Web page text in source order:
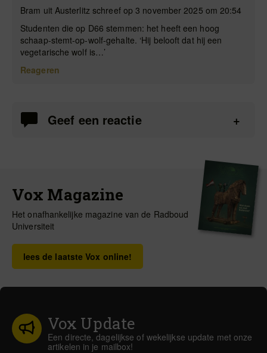
Bram uit Austerlitz schreef op 3 november 2025 om 20:54
Studenten die op D66 stemmen: het heeft een hoog
schaap-stemt-op-wolf-gehalte. ‘Hij belooft dat hij een
vegetarische wolf is…’
Reageren
Geef een reactie
Vox Magazine
Het onafhankelijke magazine van de Radboud
Universiteit
lees de laatste Vox online!
Vox Update
Een directe, dagelijkse of wekelijkse update met onze
artikelen in je mailbox!